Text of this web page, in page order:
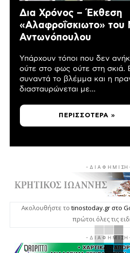
Δια Χρόνος – Έκθεση
«Αλαφροΐσκιωτο» του
Αντωνόπουλου
Υπάρχουν τόποι που δεν
ούτε στο φως ούτε στη σκιά.
συναντά το βλέμμα και η
διασταυρώνεται με...
ΠΕΡΙΣΣΌΤΕΡΑ »
- Δ Ι Α Φ Η Μ Ι ΣΗ
Ακολουθήστε το tinostoday.gr στο
πρώτοι όλες τις
- Δ Ι Α Φ Η Μ Ι ΣΗ